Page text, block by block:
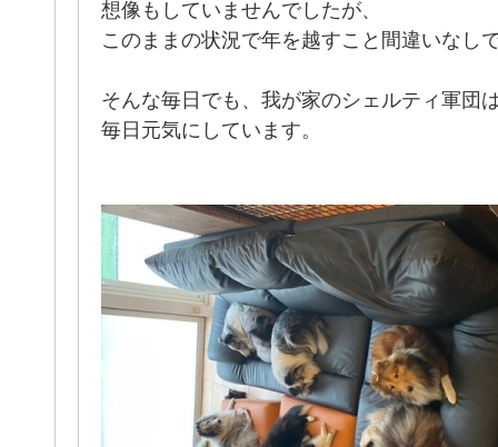
想像もしていませんでしたが、
このままの状況で年を越すこと間違いなし
そんな毎日でも、我が家のシェルティ軍団
毎日元気にしています。